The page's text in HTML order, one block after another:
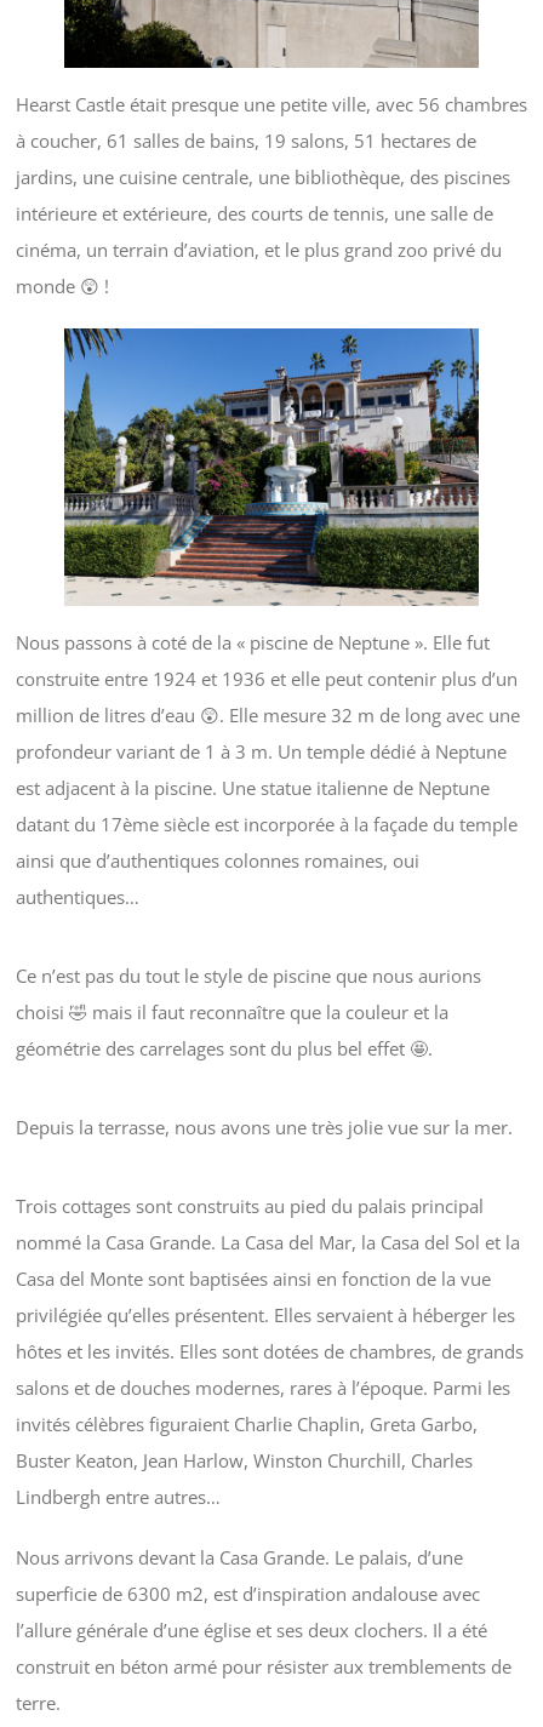
Hearst Castle était presque une petite ville, avec 56 chambres
à coucher, 61 salles de bains, 19 salons, 51 hectares de
jardins, une cuisine centrale, une bibliothèque, des piscines
intérieure et extérieure, des courts de tennis, une salle de
cinéma, un terrain d’aviation, et le plus grand zoo privé du
monde 😲 !
Nous passons à coté de la « piscine de Neptune ». Elle fut
construite entre 1924 et 1936 et elle peut contenir plus d’un
million de litres d’eau 😲. Elle mesure 32 m de long avec une
profondeur variant de 1 à 3 m. Un temple dédié à Neptune
est adjacent à la piscine. Une statue italienne de Neptune
datant du 17ème siècle est incorporée à la façade du temple
ainsi que d’authentiques colonnes romaines, oui
authentiques…
Ce n’est pas du tout le style de piscine que nous aurions
choisi 🤣 mais il faut reconnaître que la couleur et la
géométrie des carrelages sont du plus bel effet 🤩.
Depuis la terrasse, nous avons une très jolie vue sur la mer.
Trois cottages sont construits au pied du palais principal
nommé la Casa Grande. La Casa del Mar, la Casa del Sol et la
Casa del Monte sont baptisées ainsi en fonction de la vue
privilégiée qu’elles présentent. Elles servaient à héberger les
hôtes et les invités. Elles sont dotées de chambres, de grands
salons et de douches modernes, rares à l’époque. Parmi les
invités célèbres figuraient Charlie Chaplin, Greta Garbo,
Buster Keaton, Jean Harlow, Winston Churchill, Charles
Lindbergh entre autres…
Nous arrivons devant la Casa Grande. Le palais, d’une
superficie de 6300 m2, est d’inspiration andalouse avec
l’allure générale d’une église et ses deux clochers. Il a été
construit en béton armé pour résister aux tremblements de
terre.